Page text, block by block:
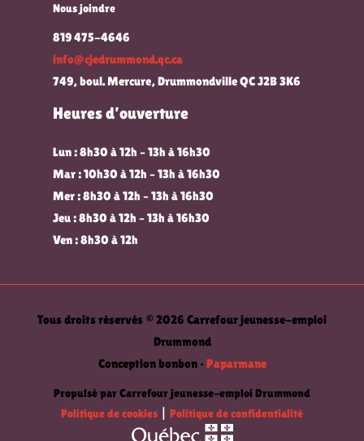
Nous joindre
819 475-4646
info@cjedrummond.qc.ca
749, boul. Mercure, Drummondville QC J2B 3K6
Heures d’ouverture
Lun : 8h30 à 12h – 13h à 16h30
Mar : 10h30 à 12h – 13h à 16h30
Mer : 8h30 à 12h – 13h à 16h30
Jeu : 8h30 à 12h – 13h à 16h30
Ven : 8h30 à 12h
Tous droits réservés © 2026 Carrefour jeunesse-emploi
Drummond
Conception bonbon • Paparmane
Propulsé par Carrefour jeunesse-emploi Drummond
Politique de cookies
Politique de confidentialité